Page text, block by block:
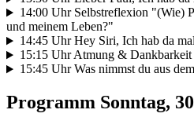
14:00 Uhr Selbstreflexion "(Wie)
und meinem Leben?"
14:45 Uhr Hey Siri, Ich hab da
15:15 Uhr Atmung & Dankbarkeit
15:45 Uhr Was nimmst du aus
Programm Sonntag,